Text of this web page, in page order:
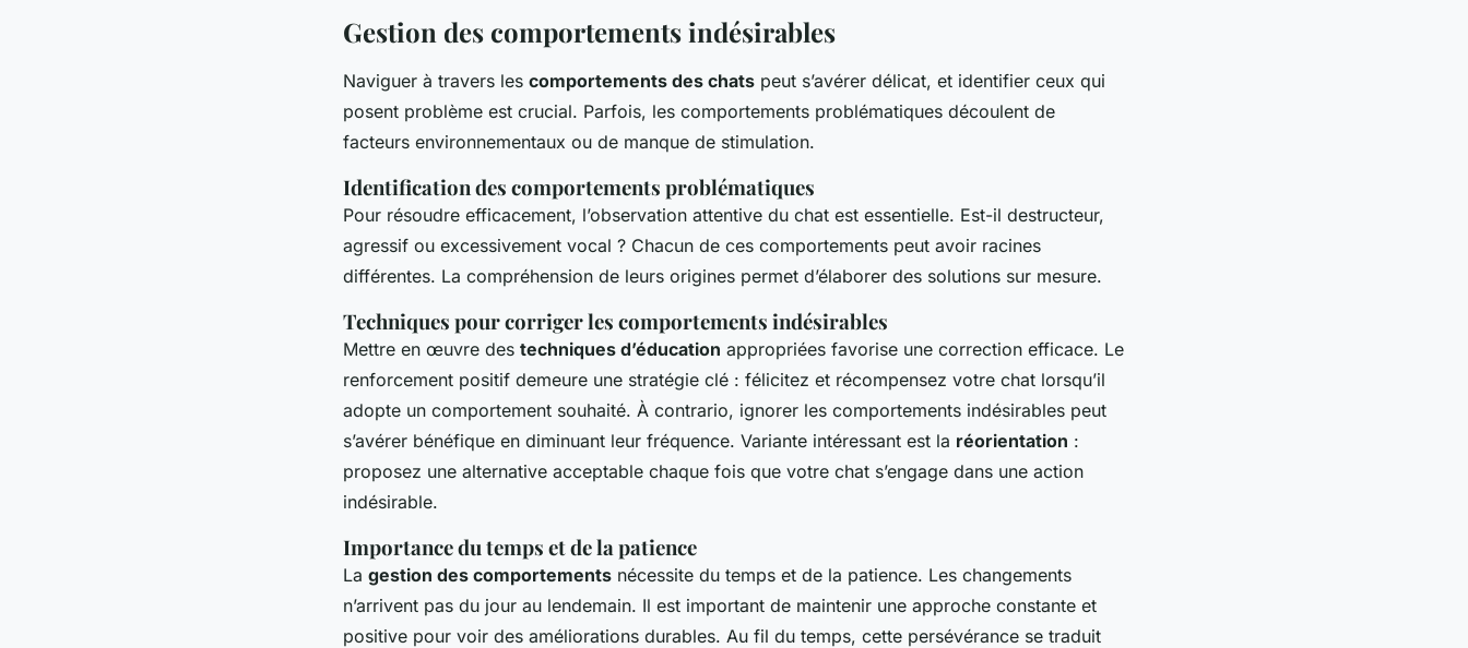
Gestion des comportements indésirables
Naviguer à travers les comportements des chats peut s’avérer délicat, et identifier ceux qui
posent problème est crucial. Parfois, les comportements problématiques découlent de
facteurs environnementaux ou de manque de stimulation.
Identification des comportements problématiques
Pour résoudre efficacement, l’observation attentive du chat est essentielle. Est-il destructeur,
agressif ou excessivement vocal ? Chacun de ces comportements peut avoir racines
différentes. La compréhension de leurs origines permet d’élaborer des solutions sur mesure.
Techniques pour corriger les comportements indésirables
Mettre en œuvre des techniques d’éducation appropriées favorise une correction efficace. Le
renforcement positif demeure une stratégie clé : félicitez et récompensez votre chat lorsqu’il
adopte un comportement souhaité. À contrario, ignorer les comportements indésirables peut
s’avérer bénéfique en diminuant leur fréquence. Variante intéressant est la réorientation :
proposez une alternative acceptable chaque fois que votre chat s’engage dans une action
indésirable.
Importance du temps et de la patience
La gestion des comportements nécessite du temps et de la patience. Les changements
n’arrivent pas du jour au lendemain. Il est important de maintenir une approche constante et
positive pour voir des améliorations durables. Au fil du temps, cette persévérance se traduit